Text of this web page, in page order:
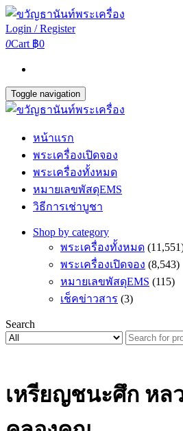
Login / Register
0Cart ฿0
Toggle navigation
หน้าแรก
พระเครื่องเปิดจอง
พระเครื่องทั้งหมด
หมายเลขพัสดุEMS
วิธีการเช่าบูชา
Shop by category
พระเครื่องทั้งหมด
พระเครื่องเปิดจอง (8,543)
หมายเลขพัสดุEMS (115)
เช็คข่าวสาร (3)
Search
เหรียญชนะศึก หล